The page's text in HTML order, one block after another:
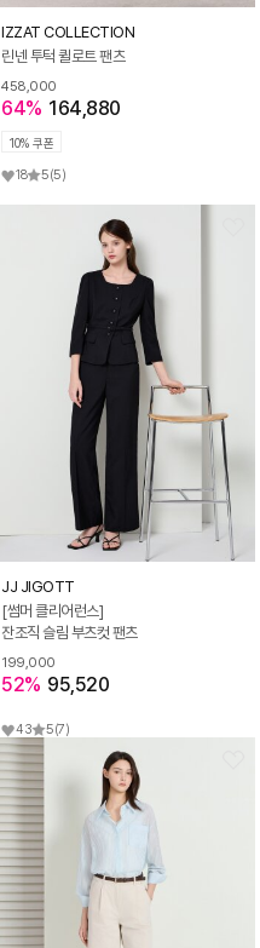
IZZAT COLLECTION
린넨 투턱 퀼로트 팬츠
458,000
64% 164,880
10% 쿠폰
18 5(5)
JJ JIGOTT
[썸머 클리어런스]
잔조직 슬림 부츠컷 팬츠
199,000
52% 95,520
43 5(7)